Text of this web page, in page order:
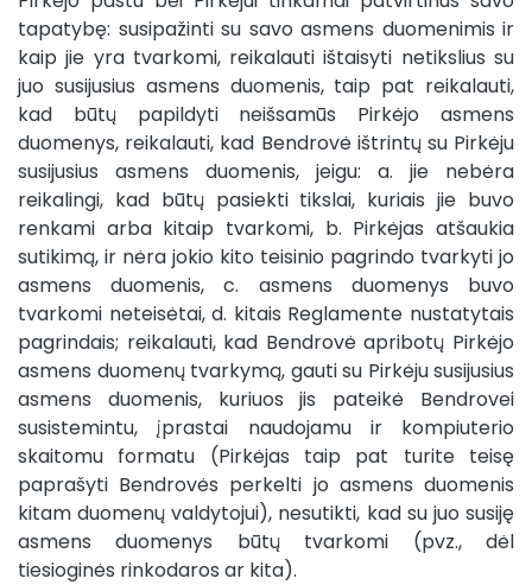
tapatybę: susipažinti su savo asmens duomenimis ir
kaip jie yra tvarkomi, reikalauti ištaisyti netikslius su
juo susijusius asmens duomenis, taip pat reikalauti,
kad būtų papildyti neišsamūs Pirkėjo asmens
duomenys, reikalauti, kad Bendrovė ištrintų su Pirkėju
susijusius asmens duomenis, jeigu: a. jie nebėra
reikalingi, kad būtų pasiekti tikslai, kuriais jie buvo
renkami arba kitaip tvarkomi, b. Pirkėjas atšaukia
sutikimą, ir nėra jokio kito teisinio pagrindo tvarkyti jo
asmens duomenis, c. asmens duomenys buvo
tvarkomi neteisėtai, d. kitais Reglamente nustatytais
pagrindais; reikalauti, kad Bendrovė apribotų Pirkėjo
asmens duomenų tvarkymą, gauti su Pirkėju susijusius
asmens duomenis, kuriuos jis pateikė Bendrovei
susistemintu, įprastai naudojamu ir kompiuterio
skaitomu formatu (Pirkėjas taip pat turite teisę
paprašyti Bendrovės perkelti jo asmens duomenis
kitam duomenų valdytojui), nesutikti, kad su juo susiję
asmens duomenys būtų tvarkomi (pvz., dėl
tiesioginės rinkodaros ar kita).